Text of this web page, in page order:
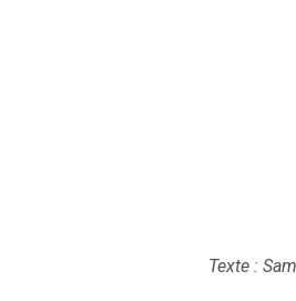
Texte :